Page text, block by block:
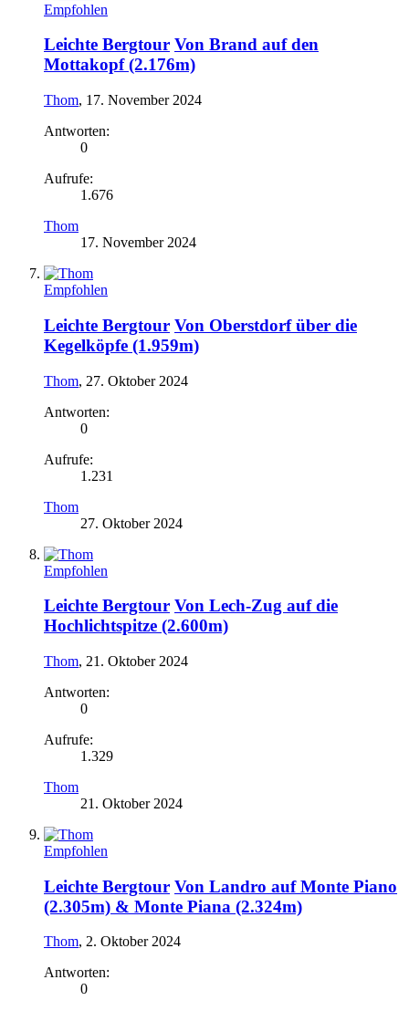
Empfohlen
Leichte Bergtour Von Brand auf den
Mottakopf (2.176m)
Thom, 17. November 2024
Antworten:
0
Aufrufe:
1.676
Thom
17. November 2024
Empfohlen
Leichte Bergtour Von Oberstdorf über die
Kegelköpfe (1.959m)
Thom, 27. Oktober 2024
Antworten:
0
Aufrufe:
1.231
Thom
27. Oktober 2024
Empfohlen
Leichte Bergtour Von Lech-Zug auf die
Hochlichtspitze (2.600m)
Thom, 21. Oktober 2024
Antworten:
0
Aufrufe:
1.329
Thom
21. Oktober 2024
Empfohlen
Leichte Bergtour Von Landro auf Monte Piano
(2.305m) & Monte Piana (2.324m)
Thom, 2. Oktober 2024
Antworten:
0